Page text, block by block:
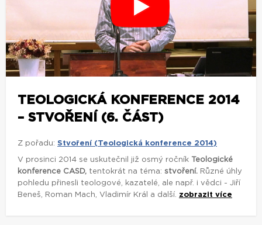
TEOLOGICKÁ KONFERENCE 2014
– STVOŘENÍ (6. ČÁST)
Z pořadu: Stvoření (Teologická konference 2014)
V prosinci 2014 se uskutečnil již osmý ročník Teologické
konference CASD, tentokrát na téma: stvoření. Různé úhly
pohledu přinesli teologové, kazatelé, ale např. i vědci - Jiří
Beneš, Roman Mach, Vladimír Král a další. zobrazit více